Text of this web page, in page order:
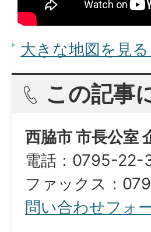
大きな地図を見
この記事
西脇市 市長公室
電話：0795-22-
ファックス：
問い合わせフォ